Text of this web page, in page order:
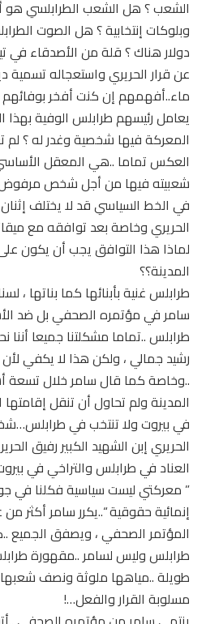
الشعب ؟ هل الشعب الطرابلسي هو
وبلوكات إنتخابية ؟ هل الصوت
دولار هناك ؟ قلة من الأصدقاء في
عن قرار الحريري واستعجاله
ماء..أفهمهم إن كنت أفخر بوفائهم
يعامل رئيسهم طرابلس الوفية بهذا
المعركة فيها شخصية وغدر له ؟ لم
العكس تماما ..هي المعقل الأساسي
شعبيته فيها من أجل شخص مرفوض
في الخط السياسي قد لا يختلف
الحريري وخاصة بعد توافقه مع
لماذا هذا التوافق يجب أن يكون
المدينة؟؟
طرابلس غنية بأبنائها كما بناتها ،
سامر في مؤتمره الصحفي بل ضد
طرابلس ..تماما مشكلتنا جميعا أننا
رشيد جمالي ، ولكن هذا لا يكفي
..وخاصة كما قال سامر خلال تسعة
المدينة ولم تحاول أن تنقل
في بيروت ولا تنتخب في
الحريري إبن الشهيد الكبير رفيق
العناد في طرابلس والتراخي في
” معركتي ليست سياسية فكلنا في
إنمائية حقوقية “..يكرر سامر أكثر
المؤتمر الصحفي ، ويصفق
طرابلس وليس لسامر ..مقهورة
طويلة ..مياهها ملوثة ونصف
مسلوبة القرار والفعل…!